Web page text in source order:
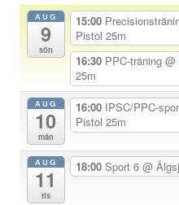
n
g
AUG
9
sön
15:00
Pistol 25m
16:30 PPC-träning @
25m
AUG
10
mån
16:00 IPSC/PPC-
Pistol 25m
AUG
11
tis
18:00 Sport 6 @